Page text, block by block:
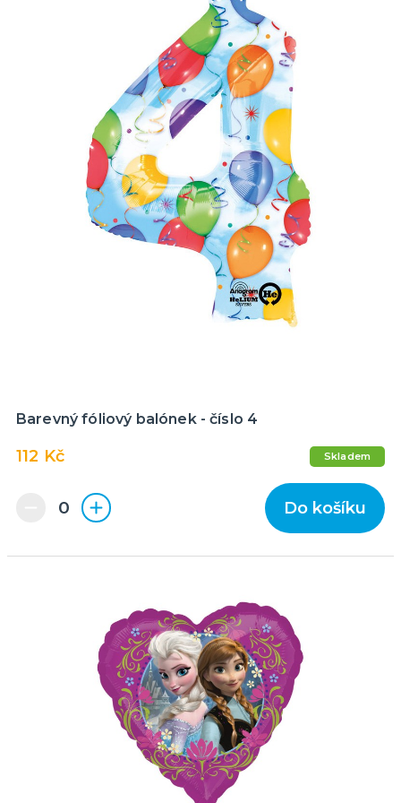
Barevný fóliový balónek - číslo 4
112 Kč Skladem
Do košíku